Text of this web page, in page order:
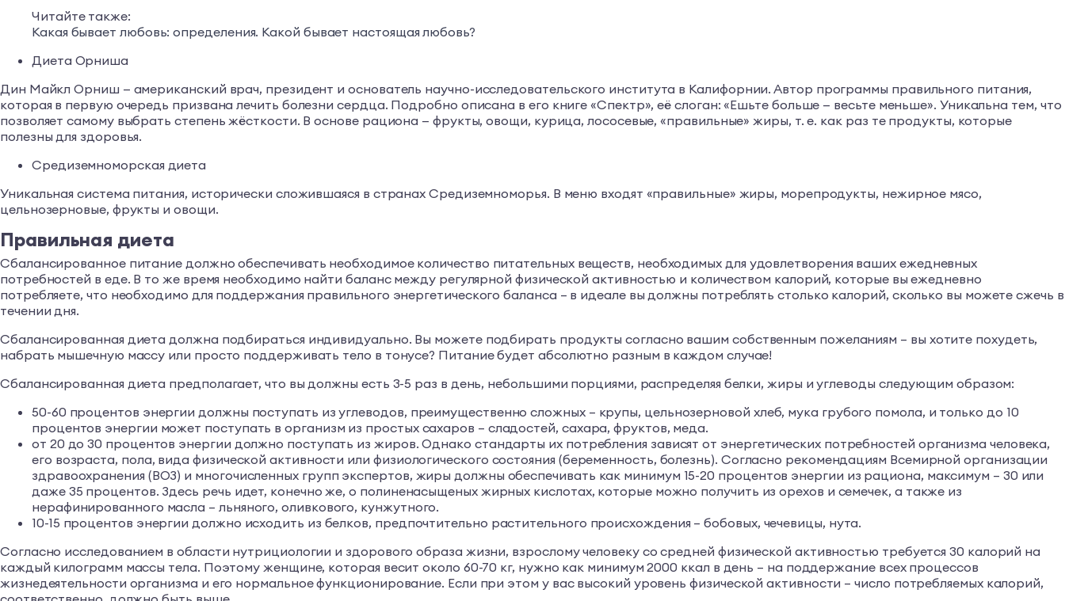
Читайте также:
Какая бывает любовь: определения. Какой бывает настоящая любовь?
Диета Орниша
Дин Майкл Орниш — американский врач, президент и основатель научно-исследовательского института в Калифорнии. Автор программы правильного питания,
которая в первую очередь призвана лечить болезни сердца. Подробно описана в его книге «Спектр», её слоган: «Ешьте больше — весьте меньше». Уникальна тем, что
позволяет самому выбрать степень жёсткости. В основе рациона — фрукты, овощи, курица, лососевые, «правильные» жиры, т. е. как раз те продукты, которые
полезны для здоровья.
Средиземноморская диета
Уникальная система питания, исторически сложившаяся в странах Средиземноморья. В меню входят «правильные» жиры, морепродукты, нежирное мясо,
цельнозерновые, фрукты и овощи.
Правильная диета
Сбалансированное питание должно обеспечивать необходимое количество питательных веществ, необходимых для удовлетворения ваших ежедневных
потребностей в еде. В то же время необходимо найти баланс между регулярной физической активностью и количеством калорий, которые вы ежедневно
потребляете, что необходимо для поддержания правильного энергетического баланса – в идеале вы должны потреблять столько калорий, сколько вы можете сжечь в
течении дня.
Сбалансированная диета должна подбираться индивидуально. Вы можете подбирать продукты согласно вашим собственным пожеланиям – вы хотите похудеть,
набрать мышечную массу или просто поддерживать тело в тонусе? Питание будет абсолютно разным в каждом случае!
Сбалансированная диета предполагает, что вы должны есть 3-5 раз в день, небольшими порциями, распределяя белки, жиры и углеводы следующим образом:
50-60 процентов энергии должны поступать из углеводов, преимущественно сложных – крупы, цельнозерновой хлеб, мука грубого помола, и только до 10
процентов энергии может поступать в организм из простых сахаров – сладостей, сахара, фруктов, меда.
от 20 до 30 процентов энергии должно поступать из жиров. Однако стандарты их потребления зависят от энергетических потребностей организма человека,
его возраста, пола, вида физической активности или физиологического состояния (беременность, болезнь). Согласно рекомендациям Всемирной организации
здравоохранения (ВОЗ) и многочисленных групп экспертов, жиры должны обеспечивать как минимум 15-20 процентов энергии из рациона, максимум – 30 или
даже 35 процентов. Здесь речь идет, конечно же, о полиненасыщеных жирных кислотах, которые можно получить из орехов и семечек, а также из
нерафинированного масла – льняного, оливкового, кунжутного.
10-15 процентов энергии должно исходить из белков, предпочтительно растительного происхождения – бобовых, чечевицы, нута.
Согласно исследованием в области нутрициологии и здорового образа жизни, взрослому человеку со средней физической активностью требуется 30 калорий на
каждый килограмм массы тела. Поэтому женщине, которая весит около 60-70 кг, нужно как минимум 2000 ккал в день – на поддержание всех процессов
жизнедеятельности организма и его нормальное функционирование. Если при этом у вас высокий уровень физической активности – число потребляемых калорий,